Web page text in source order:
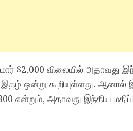
$2,000 விலையில் அதாவது
ஒன்று கூறியுள்ளது.
என்றும், அதாவது இந்திய